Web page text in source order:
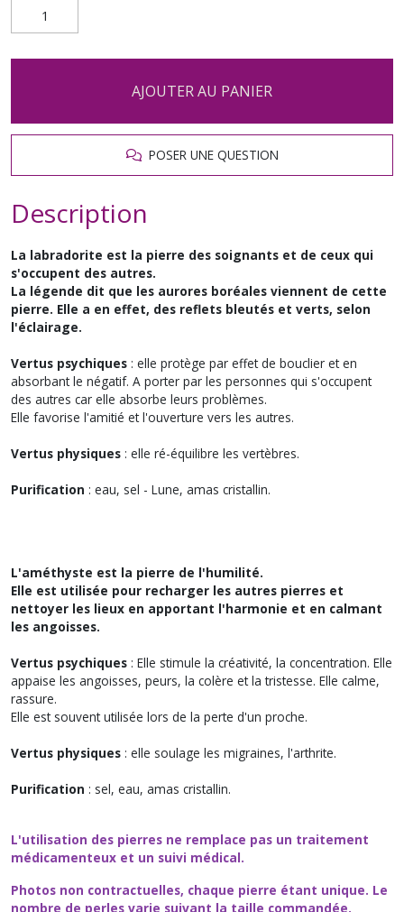
AJOUTER AU PANIER
POSER UNE QUESTION
Description
La labradorite est la pierre des soignants et de ceux qui
s'occupent des autres.
La légende dit que les aurores boréales viennent de cette
pierre. Elle a en effet, des reflets bleutés et verts, selon
l'éclairage.
Vertus psychiques : elle protège par effet de bouclier et en
absorbant le négatif. A porter par les personnes qui s'occupent
des autres car elle absorbe leurs problèmes.
Elle favorise l'amitié et l'ouverture vers les autres.
Vertus physiques : elle ré-équilibre les vertèbres.
Purification : eau, sel - Lune, amas cristallin.
L'améthyste est la pierre de l'humilité.
Elle est utilisée pour recharger les autres pierres et
nettoyer les lieux en apportant l'harmonie et en calmant
les angoisses.
Vertus psychiques : Elle stimule la créativité, la concentration. Elle
appaise les angoisses, peurs, la colère et la tristesse. Elle calme,
rassure.
Elle est souvent utilisée lors de la perte d'un proche.
Vertus physiques : elle soulage les migraines, l'arthrite.
Purification : sel, eau, amas cristallin.
L'utilisation des pierres ne remplace pas un traitement
médicamenteux et un suivi médical.
Photos non contractuelles, chaque pierre étant unique. Le
nombre de perles varie suivant la taille commandée.